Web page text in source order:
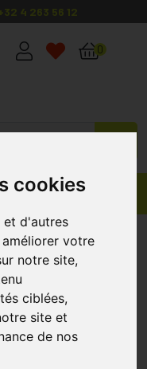
cookies
et d'autres
votre
notre site,
ciblées,
site et
de nos
4 263 56 12
ma santé, mes
0
Produits
Flacon 15